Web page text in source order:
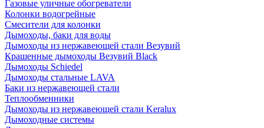
Газовые уличные обогреватели
Колонки водогрейные
Смесители для колонки
Дымоходы, баки для воды
Дымоходы из нержавеющей стали Везувий
Крашенные дымоходы Везувий Black
Дымоходы Schiedel
Дымоходы стальные LAVA
Баки из нержавеющей стали
Теплообменники
Дымоходы из нержавеющей стали Keralux
Дымоходные системы